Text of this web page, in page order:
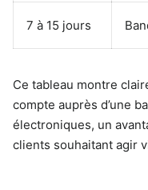
7 à 15 jours
Ce tableau montre
compte auprès d’une
électroniques, un
clients souhaitant agir